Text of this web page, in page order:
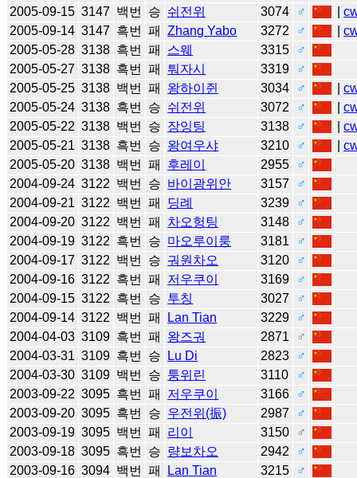
2005-09-15 3147 백번 승 쉬전위 3074 ♂ |
2005-09-14 3147 흑번 패 Zhang Yabo 3272 ♂ |
2005-05-28 3138 흑번 패 스웨 3315
♂
2005-05-27 3138 흑번 패 퉈자시 3319
♂
2005-05-25 3138 백번 패 왕하이쥔 3034 ♂ |
2005-05-24 3138 흑번 승 쉬전위 3072 ♂ |
2005-05-22 3138 백번 승 장잉팅 3138 ♂ |
2005-05-21 3138 흑번 승 왕여우샤 3210 ♂ |
2005-05-20 3138 백번 패 후레이 2955
♂
2004-09-24 3122 백번 승 바이광위안 3157
♂
2004-09-21 3122 백번 패 딩례 3239
♂
2004-09-20 3122 백번 패 차오헝팅 3148
♂
2004-09-19 3122 흑번 승 마오루이룽 3181
♂
2004-09-17 3122 백번 승 궈원차오 3120
♂
2004-09-16 3122 흑번 패 저우쿠이 3169
♂
2004-09-15 3122 흑번 승 투칭 3027
♂
2004-09-14 3122 백번 패 Lan Tian 3229
♂
2004-04-03 3109 흑번 패 왕즈궈 2871
♂
2004-03-31 3109 흑번 승 Lu Di 2823
♂
2004-03-30 3109 백번 승 퉁위린 3110
♂
2003-09-22 3095 흑번 패 저우쿠이 3166
♂
2003-09-20 3095 흑번 승 우전위(振) 2987
♂
2003-09-19 3095 백번 패 리이 3150
♂
2003-09-18 3095 흑번 승 량보차오 2942
♂
2003-09-16 3094 백번 패 Lan Tian 3215
♂